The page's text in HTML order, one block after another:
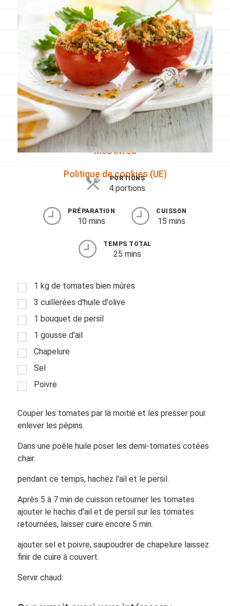
Viandes
Pratique
Mesures conversions
Lexique des différents termes de cuisine
Service du vin
Contact
Mes livres
Politique de cookies (UE)
PORTIONS
4 portions
PRÉPARATION
10 mins
CUISSON
15 mins
TEMPS TOTAL
25 mins
1 kg de tomates bien mûres
3 cuillerées d'huile d'olive
1 bouquet de persil
1 gousse d'ail
Chapelure
Sel
Poivre
Couper les tomates par la moitié et les presser pour
enlever les pépins.
Dans une poêle huile poser les demi-tomates cotées
chair.
pendant ce temps, hachez l'ail et le persil.
Après 5 à 7 min de cuisson retourner les tomates
ajouter le hachis d'ail et de persil sur les tomates
retournées, laisser cuire encore 5 min.
ajouter sel et poivre, saupoudrer de chapelure laissez
finir de cuire à couvert.
Servir chaud.